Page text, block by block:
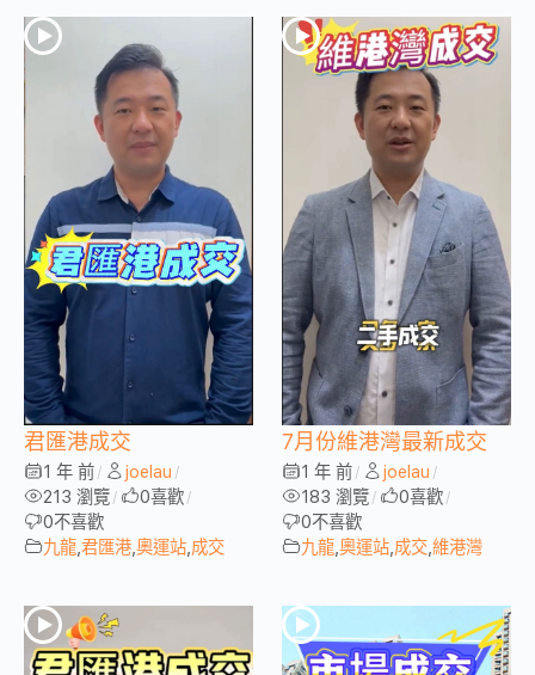
君匯港成交
1 年 前 / joelau /
213 瀏覽 / 0喜歡 /
0不喜歡
九龍 君匯港 奧運站 成交
7月份維港灣最新成交
1 年 前 / joelau /
183 瀏覽 / 0喜歡 /
0不喜歡
九龍 奧運站 成交 維港灣